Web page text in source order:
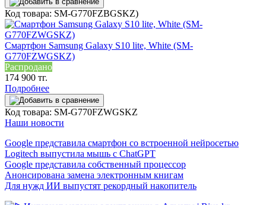
Код товара: SM-G770FZBGSKZ)
Смартфон Samsung Galaxy S10 lite, White (SM-
G770FZWGSKZ)
Распродано
174 900 тг.
Подробнее
Код товара: SM-G770FZWGSKZ
Наши новости
Google представила смартфон со встроенной нейросетью
Logitech выпустила мышь с ChatGPT
Google представила собственный процессор
Анонсирована замена электронным книгам
Для нужд ИИ выпустят рекордный накопитель